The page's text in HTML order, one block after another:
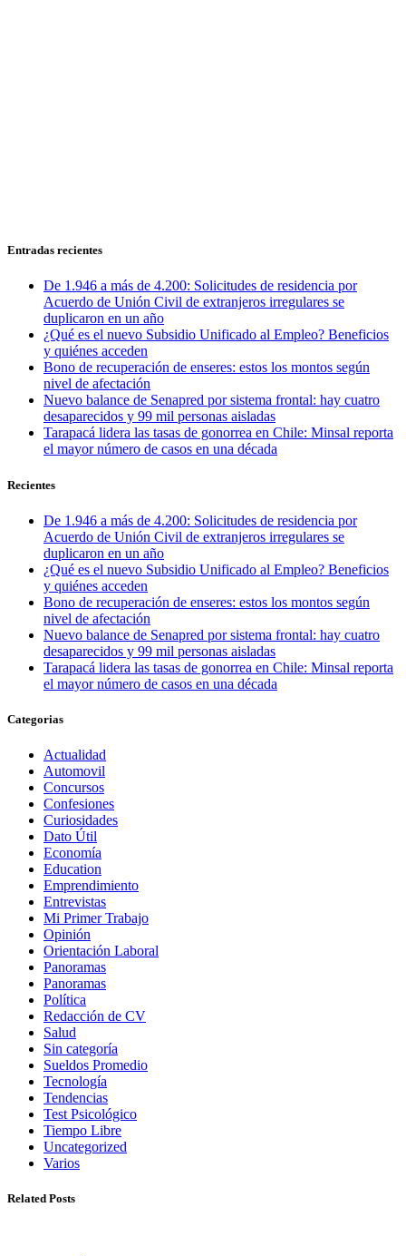
Entradas recientes
De 1.946 a más de 4.200: Solicitudes de residencia por
Acuerdo de Unión Civil de extranjeros irregulares se
duplicaron en un año
¿Qué es el nuevo Subsidio Unificado al Empleo? Beneficios
y quiénes acceden
Bono de recuperación de enseres: estos los montos según
nivel de afectación
Nuevo balance de Senapred por sistema frontal: hay cuatro
desaparecidos y 99 mil personas aisladas
Tarapacá lidera las tasas de gonorrea en Chile: Minsal reporta
el mayor número de casos en una década
Recientes
De 1.946 a más de 4.200: Solicitudes de residencia por
Acuerdo de Unión Civil de extranjeros irregulares se
duplicaron en un año
¿Qué es el nuevo Subsidio Unificado al Empleo? Beneficios
y quiénes acceden
Bono de recuperación de enseres: estos los montos según
nivel de afectación
Nuevo balance de Senapred por sistema frontal: hay cuatro
desaparecidos y 99 mil personas aisladas
Tarapacá lidera las tasas de gonorrea en Chile: Minsal reporta
el mayor número de casos en una década
Categorias
Actualidad
Automovil
Concursos
Confesiones
Curiosidades
Dato Útil
Economía
Education
Emprendimiento
Entrevistas
Mi Primer Trabajo
Opinión
Orientación Laboral
Panoramas
Panoramas
Política
Redacción de CV
Salud
Sin categoría
Sueldos Promedio
Tecnología
Tendencias
Test Psicológico
Tiempo Libre
Uncategorized
Varios
Related Posts